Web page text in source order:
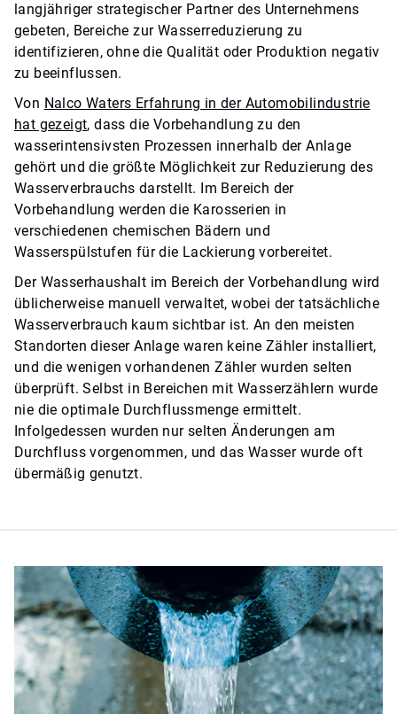
langjähriger strategischer Partner des Unternehmens
gebeten, Bereiche zur Wasserreduzierung zu
identifizieren, ohne die Qualität oder Produktion negativ
zu beeinflussen.
Von Nalco Waters Erfahrung in der Automobilindustrie
hat gezeigt, dass die Vorbehandlung zu den
wasserintensivsten Prozessen innerhalb der Anlage
gehört und die größte Möglichkeit zur Reduzierung des
Wasserverbrauchs darstellt. Im Bereich der
Vorbehandlung werden die Karosserien in
verschiedenen chemischen Bädern und
Wasserspülstufen für die Lackierung vorbereitet.
Der Wasserhaushalt im Bereich der Vorbehandlung wird
üblicherweise manuell verwaltet, wobei der tatsächliche
Wasserverbrauch kaum sichtbar ist. An den meisten
Standorten dieser Anlage waren keine Zähler installiert,
und die wenigen vorhandenen Zähler wurden selten
überprüft. Selbst in Bereichen mit Wasserzählern wurde
nie die optimale Durchflussmenge ermittelt.
Infolgedessen wurden nur selten Änderungen am
Durchfluss vorgenommen, und das Wasser wurde oft
übermäßig genutzt.